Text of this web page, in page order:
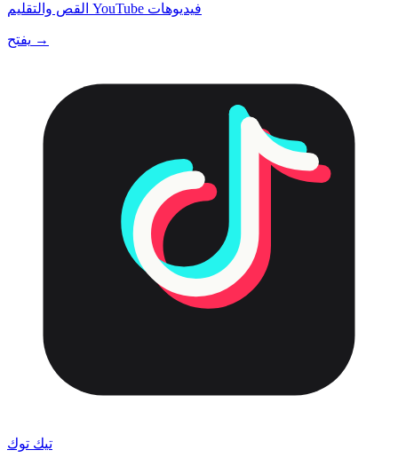
القص والتقليم YouTube فيديوهات
يفتح →
تيك توك